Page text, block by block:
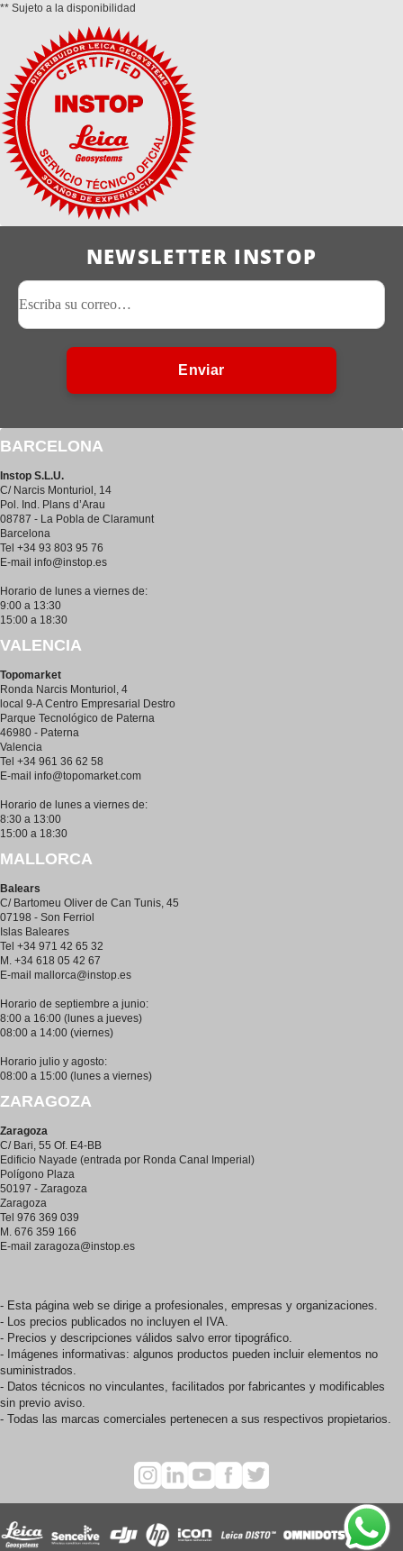
** Sujeto a la disponibilidad
NEWSLETTER INSTOP
Enviar
BARCELONA
Instop S.L.U.
C/ Narcis Monturiol, 14
Pol. Ind. Plans d’Arau
08787 - La Pobla de Claramunt
Barcelona
Tel +34 93 803 95 76
E-mail info@instop.es
Horario de lunes a viernes de:
9:00 a 13:30
15:00 a 18:30
VALENCIA
Topomarket
Ronda Narcis Monturiol, 4
local 9-A Centro Empresarial Destro
Parque Tecnológico de Paterna
46980 - Paterna
Valencia
Tel +34 961 36 62 58
E-mail info@topomarket.com
Horario de lunes a viernes de:
8:30 a 13:00
15:00 a 18:30
MALLORCA
Balears
C/ Bartomeu Oliver de Can Tunis, 45
07198 - Son Ferriol
Islas Baleares
Tel +34 971 42 65 32
M. +34 618 05 42 67
E-mail mallorca@instop.es
Horario de septiembre a junio:
8:00 a 16:00 (lunes a jueves)
08:00 a 14:00 (viernes)
Horario julio y agosto:
08:00 a 15:00 (lunes a viernes)
ZARAGOZA
Zaragoza
C/ Bari, 55 Of. E4-BB
Edificio Nayade (entrada por Ronda Canal Imperial)
Polígono Plaza
50197 - Zaragoza
Zaragoza
Tel 976 369 039
M. 676 359 166
E-mail zaragoza@instop.es
- Esta página web se dirige a profesionales, empresas y organizaciones.
- Los precios publicados no incluyen el IVA.
- Precios y descripciones válidos salvo error tipográfico.
- Imágenes informativas: algunos productos pueden incluir elementos no
suministrados.
- Datos técnicos no vinculantes, facilitados por fabricantes y modificables
sin previo aviso.
- Todas las marcas comerciales pertenecen a sus respectivos propietarios.